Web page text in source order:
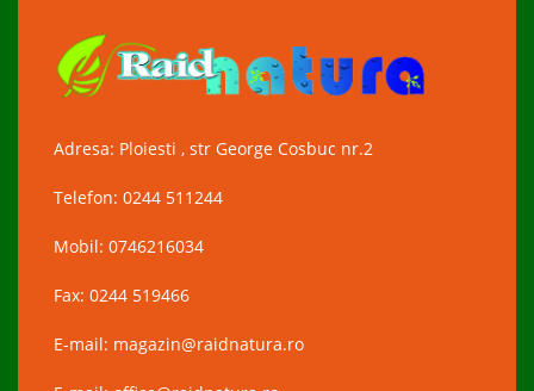
Adresa: Ploiesti , str George Cosbuc nr.2
Telefon: 0244 511244
Mobil: 0746216034
Fax: 0244 519466
E-mail: magazin@raidnatura.ro